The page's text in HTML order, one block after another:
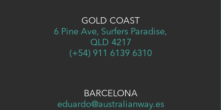
GOLD COAST
6 Pine Ave, Surfers Paradise,
QLD 4217
(+54) 911 6139 6310
BARCELONA
eduardo@australianway.es